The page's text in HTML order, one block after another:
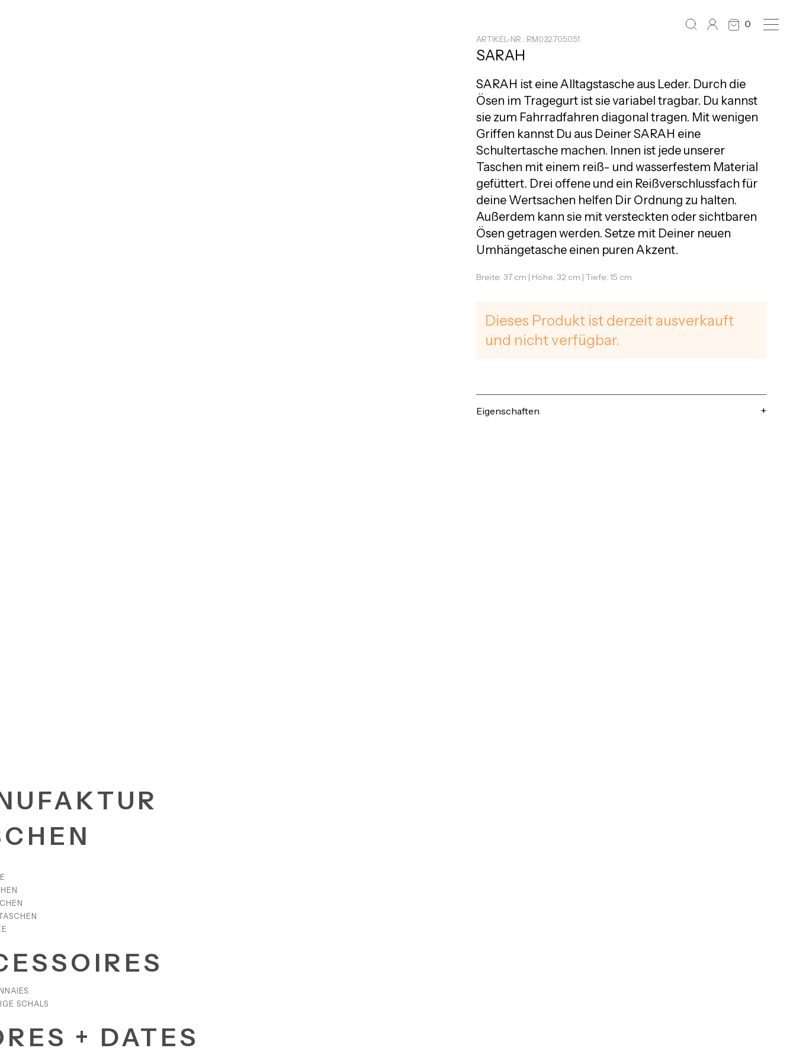
0
SCHALS
+ DATES
ARTIKEL-NR.: RM032.705.051
SARAH
SARAH ist eine Alltagstasche aus Leder. Durch die
Ösen im Tragegurt ist sie variabel tragbar. Du kannst
sie zum Fahrradfahren diagonal tragen. Mit wenigen
Griffen kannst Du aus Deiner SARAH eine
Schultertasche machen. Innen ist jede unserer
Taschen mit einem reiß- und wasserfestem Material
gefüttert. Drei offene und ein Reißverschlussfach für
deine Wertsachen helfen Dir Ordnung zu halten.
Außerdem kann sie mit versteckten oder sichtbaren
Ösen getragen werden. Setze mit Deiner neuen
Umhängetasche einen puren Akzent.
Breite: 37 cm | Höhe: 32 cm | Tiefe: 15 cm
Dieses Produkt ist derzeit ausverkauft
und nicht verfügbar.
Eigenschaften